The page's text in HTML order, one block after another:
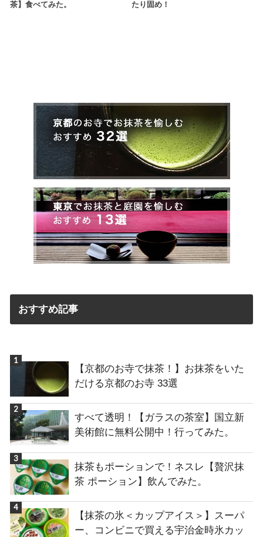
茶】食べてみた。 たり固め！
おすすめ記事
【京都のお寺で抹茶！】お抹茶をいた
だける京都のお寺 33選
すべて透明！【ガラスの茶室】国立新
美術館に無料公開中！行ってみた。
抹茶もポーションで！ネスレ【贅沢抹
茶 ポーション】飲んでみた。
【抹茶の氷＜カップアイス＞】スーパ
ー、コンビニで買える宇治金時氷カッ